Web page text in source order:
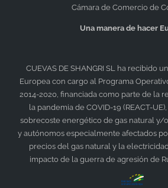
Cámara de Comercio de
Una manera de hacer
CUEVAS DE SHANGRI SLha recibido
Europea con cargo al Programa
2014-2020, financiada como parte de la
la pandemia de COVID-19 (REACT-
sobrecoste energético de gas natural y/
y autónomos especialmente afectados
precios del gas natural y la
impacto de la guerra de agresión de